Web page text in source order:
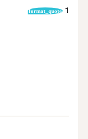
format_quote 1